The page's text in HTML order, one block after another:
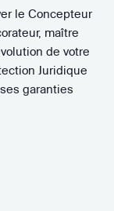
le Concepteur
maître
de votre
Juridique
garanties